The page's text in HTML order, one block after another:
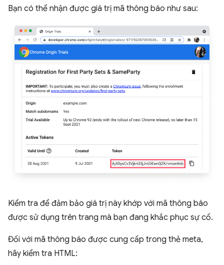
Bạn có thể nhận được giá trị mã thông báo như sau:
Kiểm tra để đảm bảo giá trị này khớp với mã thông báo
được sử dụng trên trang mà bạn đang khắc phục sự cố.
Đối với mã thông báo được cung cấp trong thẻ meta,
hãy kiểm tra HTML: